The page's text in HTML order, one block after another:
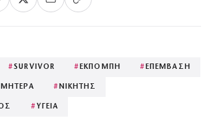
#SURVIVOR # ΕΚΠΟΜΠΗ # ΕΠΕΜΒΑΣΗ
ΜΗΤΕΡΑ # ΝΙΚΗΤΗΣ
# ΥΓΕΙΑ